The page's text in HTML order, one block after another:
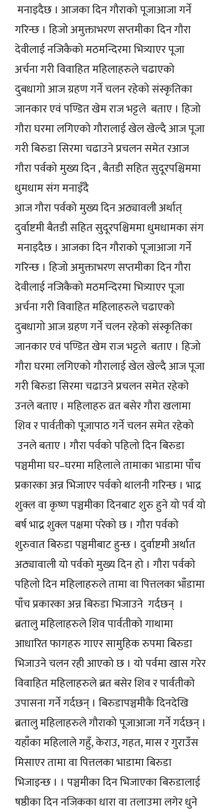
मनाइदैछ । आजका दिन गौराको पूजाआजा गर्ने
गरिन्छ । हिजो अमुक्ताभरण सप्तमीका दिन गौरा
देवीलाई नजिकैको मठमन्दिरमा भित्र्याएर पूजा
अर्चना गरी विवाहित महिलाहरुले चढाएको
दुबधागो आज ग्रहण गर्ने चलन रहेको संस्कृतिका
जानकार एवं पण्डित खेम राज भट्टले बताए । हिजो
गौरा घरमा लगिएको गौरालाई खेल खेल्दै आज पूजा
गरी बिरुडा सिरमा चढाउने प्रचलन समेत रआज
गौरा पर्वको मुख्य दिन , बैतडी सहित सुदूरपश्चिममा
धुमधाम संग मनाइँदै
आज गौरा पर्वको मुख्य दिन अठ्यावली अर्थात्
दुर्वाष्टमी बैतडी सहित सुदूरपश्चिममा धुमधामका संग
मनाइदैछ । आजका दिन गौराको पूजाआजा गर्ने
गरिन्छ । हिजो अमुक्ताभरण सप्तमीका दिन गौरा
देवीलाई नजिकैको मठमन्दिरमा भित्र्याएर पूजा
अर्चना गरी विवाहित महिलाहरुले चढाएको
दुबधागो आज ग्रहण गर्ने चलन रहेको संस्कृतिका
जानकार एवं पण्डित खेम राज भट्टले बताए । हिजो
गौरा घरमा लगिएको गौरालाई खेल खेल्दै आज पूजा
गरी बिरुडा सिरमा चढाउने प्रचलन समेत रहेको
उनले बताए । महिलाहरु व्रत बसेर गौरा खलामा
शिव र पार्वतीको पूजापाठ गर्ने चलन समेत रहेको
उनले बताए । गौरा पर्वको पहिलो दिन बिरुडा
पञ्चमीमा घर–घरमा महिलाले तामाका भाडामा पाँच
प्रकारका अन्न भिजाएर पर्वको थालनी गरिन्छ । भाद्र
शुक्ल वा कृष्ण पञ्चमीका दिनबाट शुरु हुने यो पर्व यो
बर्ष भाद्र शुक्ल पक्षमा परेको छ । गौरा पर्वको
शुरुवात बिरुडा पञ्चमीबाट हुन्छ । दुर्वाष्टमी अर्थात
अठ्यावाली यो पर्वको मुख्य दिन हो । गौरा पर्वको
पहिलो दिन महिलाहरुले तामा वा पित्तलका भाँडामा
पाँच प्रकारका अन्न बिरुडा भिजाउने गर्दछन् ।
ब्रतालु महिलाहरुले शिव पार्वतीको गाथामा
आधारित फागहरु गाएर सामुहिक रुपमा बिरुडा
भिजाउने चलन रही आएको छ । यो पर्वमा खास गरेर
विवाहित महिलाहरुले ब्रत बसेर शिव र पार्वतीको
उपासना गर्ने गर्दछन् । बिरुडापञ्चमीकै दिनदेखि
ब्रतालु महिलाहरुले गौराको पूजाआजा गर्ने गर्दछन् ।
यहाँका महिलाले गहुँ, केराउ, गहत, मास र गुराउँस
मिसाएर तामा वा पित्तलका भाडामा बिरुडा
भिजाइन्छ । । पञ्चमीका दिन भिजाएका बिरुडालाई
षष्ठीका दिन नजिकका धारा वा तलाउमा लगेर धुने